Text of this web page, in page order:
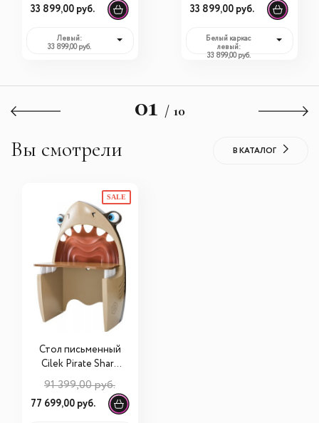
33 899,00 руб.
Левый:
33 899,00 руб.
33 899,00 руб.
Белый каркас
левый:
33 899,00 руб.
01 / 10
Вы смотрели В КАТАЛОГ
SALE
Стол письменный
Cilek Pirate Shark
20.13.1103.00
91 399,00 руб.
77 699,00 руб.